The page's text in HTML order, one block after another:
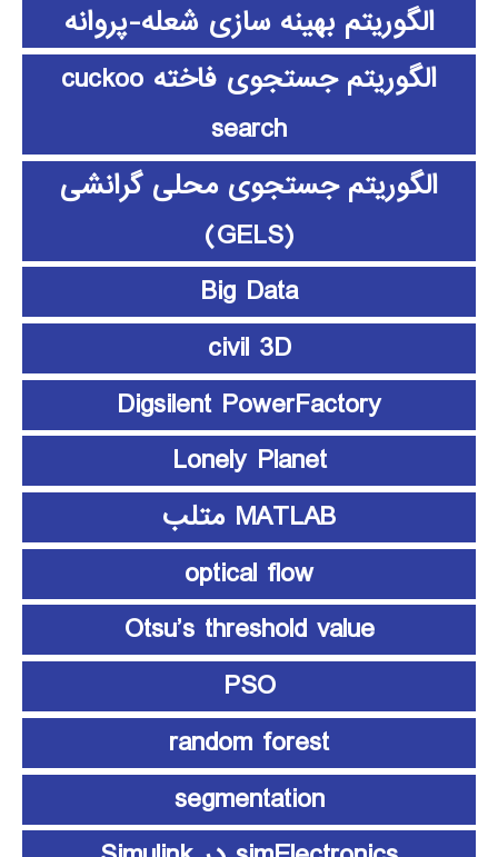
الگوریتم بهینه سازی شعله-پروانه
الگوریتم جستجوی فاخته cuckoo
search
الگوریتم جستجوی محلی گرانشی
(GELS)
Big Data
civil 3D
Digsilent PowerFactory
Lonely Planet
MATLAB متلب
optical flow
Otsu’s threshold value
PSO
random forest
segmentation